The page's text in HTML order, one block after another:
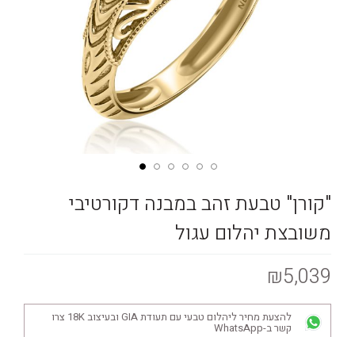
"קורן" טבעת זהב במבנה דקורטיבי
משובצת יהלום עגול
₪5,039
להצעת מחיר ליהלום טבעי עם תעודת GIA ובעיצוב 18K צרו
קשר ב-WhatsApp